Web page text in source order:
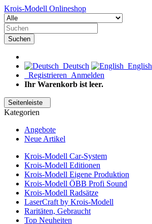
Krois-Modell Onlineshop
Suchen
Deutsch
English
Registrieren Anmelden
Ihr Warenkorb ist leer.
Seitenleiste
Kategorien
Angebote
Neue Artikel
Krois-Modell Car-System
Krois-Modell Editionen
Krois-Modell Eigene Produktion
Krois-Modell ÖBB Profi Sound
Krois-Modell Radsätze
LaserCraft by Krois-Modell
Raritäten, Gebraucht
Top Neuheiten